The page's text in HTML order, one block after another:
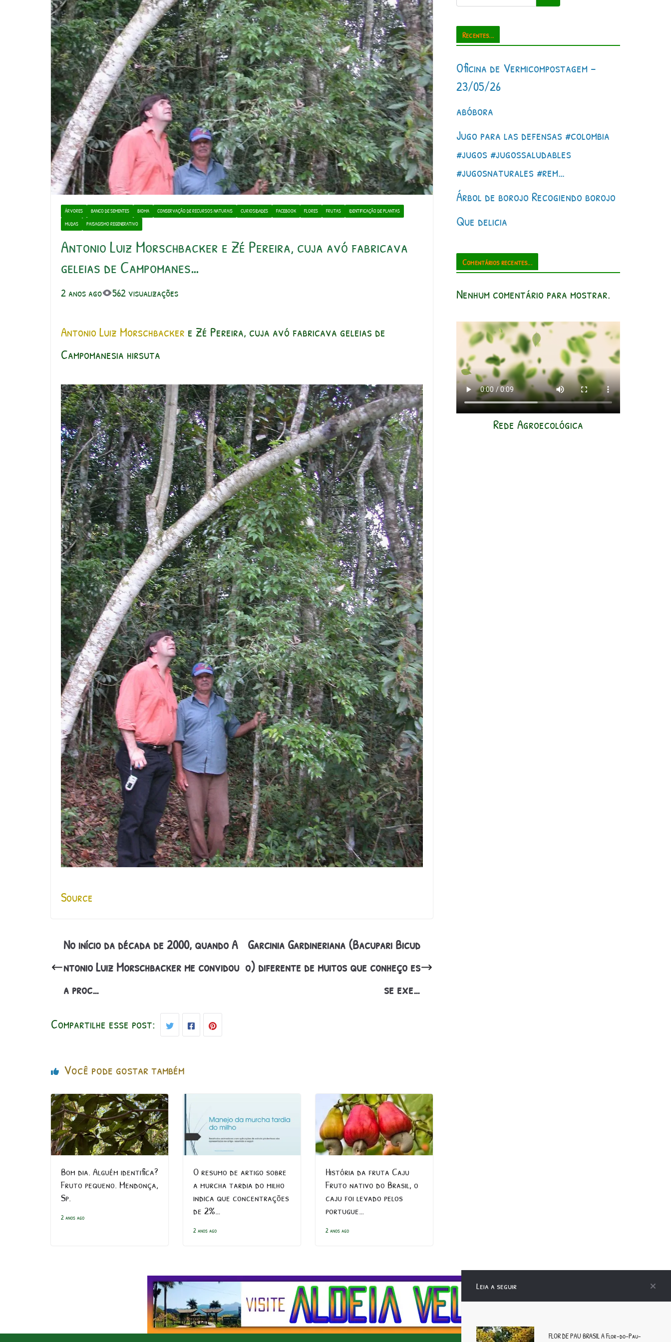
ÁRVORES BANCO DE SEMENTES BIOMA CONSERVAÇÃO DE RECURSOS NATURAIS CURIOSIDADES FACEBOOK FLORES FRUTAS
IDENTIFICAÇÃO DE PLANTAS
MUDAS
PAISAGISMO REGENERATIVO
Antonio Luiz Morschbacker e Zé Pereira, cuja avó fabricava
geleias de Campomanes…
2 anos ago 562 visualizações
Antonio Luiz Morschbacker e Zé Pereira, cuja avó fabricava geleias de
Campomanesia hirsuta
Source
No início da década de 2000, quando A
ntonio Luiz Morschbacker me convidou
a proc…
Garcinia Gardineriana (Bacupari Bicud
o) diferente de muitos que conheço es
se exe…
Compartilhe esse post:
Você pode gostar também
Bom dia. Alguém identifica?
Fruto pequeno. Mendonça,
Sp.
2 anos ago
O resumo de artigo sobre
a murcha tardia do milho
indica que concentrações
de 2%…
2 anos ago
História da fruta Caju
Fruto nativo do Brasil, o
caju foi levado pelos
portugue…
2 anos ago
Recentes...
Oficina de Vermicompostagem –
23/05/26
abóbora
Jugo para las defensas #colombia
#jugos #jugossaludables
#jugosnaturales #rem…
Árbol de borojo Recogiendo borojo
Que delicia
Comentários recentes...
Nenhum comentário para mostrar.
Rede Agroecológica
Leia a seguir
FLOR DE PAU BRASIL A Flor-do-Pau-